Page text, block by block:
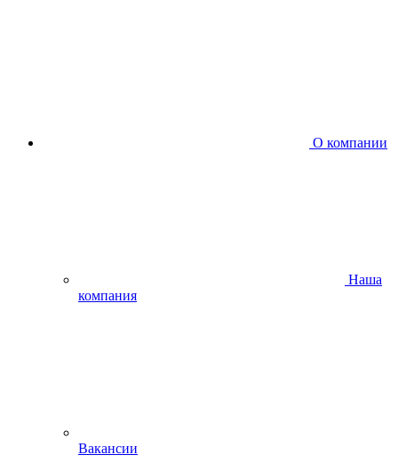
О компании
Наша
компания
Вакансии